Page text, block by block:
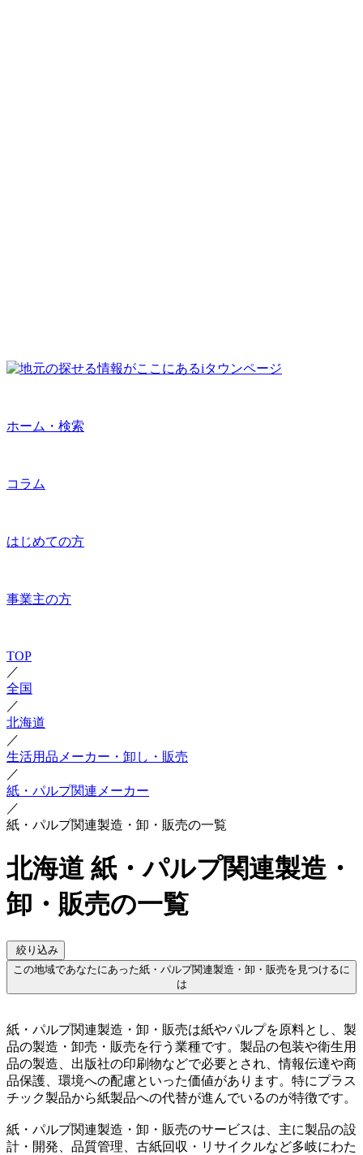
ホーム・検索
コラム
はじめての方
事業主の方
TOP
／
全国
／
北海道
／
生活用品メーカー・卸し・販売
／
紙・パルプ関連メーカー
／
紙・パルプ関連製造・卸・販売の一覧
北海道 紙・パルプ関連製造・
卸・販売の一覧
絞り込み
この地域であなたにあった紙・パルプ関連製造・卸・販売を見つけるに
は
紙・パルプ関連製造・卸・販売は紙やパルプを原料とし、製
品の製造・卸売・販売を行う業種です。製品の包装や衛生用
品の製造、出版社の印刷物などで必要とされ、情報伝達や商
品保護、環境への配慮といった価値があります。特にプラス
チック製品から紙製品への代替が進んでいるのが特徴です。
紙・パルプ関連製造・卸・販売のサービスは、主に製品の設
計・開発、品質管理、古紙回収・リサイクルなど多岐にわた